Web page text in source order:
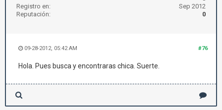
Registro en:
Sep 2012
Reputación:
0
#76
09-28-2012, 05:42 AM
Hola. Pues busca y encontraras chica. Suerte.